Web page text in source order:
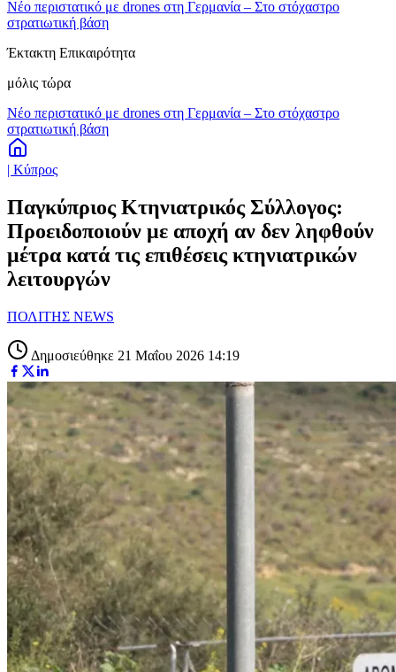
Νέο περιστατικό με drones στη Γερμανία – Στο στόχαστρο
στρατιωτική βάση
Έκτακτη Επικαιρότητα
μόλις τώρα
Νέο περιστατικό με drones στη Γερμανία – Στο στόχαστρο
στρατιωτική βάση
| Κύπρος
Παγκύπριος Κτηνιατρικός Σύλλογος:
Προειδοποιούν με αποχή αν δεν ληφθούν
μέτρα κατά τις επιθέσεις κτηνιατρικών
λειτουργών
ΠΟΛΙΤΗΣ NEWS
Δημοσιεύθηκε 21 Μαΐου 2026 14:19